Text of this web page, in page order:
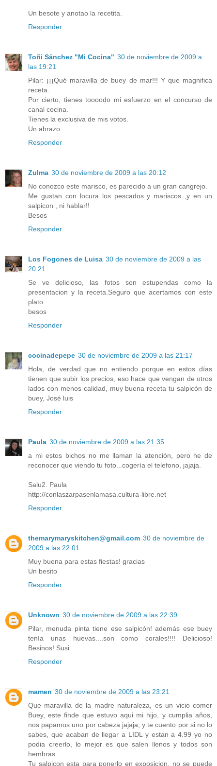
Un besote y anotao la recetita.
Responder
Toñi Sánchez "Mi Cocina" 30 de noviembre de 2009 a
las 19:21
Pilar: ¡¡¡Qué maravilla de buey de mar!!! Y que magnifica
receta.
Por cierto, tienes toooodo mi esfuerzo en el concurso de
canal cocina.
Tienes la exclusiva de mis votos.
Un abrazo
Responder
Zulma 30 de noviembre de 2009 a las 20:12
No conozco este marisco, es parecido a un gran cangrejo.
Me gustan con locura los pescados y mariscos ,y en un
salpicon , ni hablar!!
Besos
Responder
Los Fogones de Luisa 30 de noviembre de 2009 a las
20:21
Se ve delicioso, las fotos son estupendas como la
presentacion y la receta.Seguro que acertamos con este
plato.
besos
Responder
cocinadepepe 30 de noviembre de 2009 a las 21:17
Hola, de verdad que no entiendo porque en estos días
tienen que subir los precios, eso hace que vengan de otros
lados con menos calidad, muy buena receta tu salpicón de
buey, José luis
Responder
Paula 30 de noviembre de 2009 a las 21:35
a mi estos bichos no me llaman la atención, pero he de
reconocer que viendo tu foto...cogería el telefono, jajaja.
Salu2. Paula
http://conlaszarpasenlamasa.cultura-libre.net
Responder
themarymaryskitchen@gmail.com 30 de noviembre de
2009 a las 22:01
Muy buena para estas fiestas! gracias
Un besito
Responder
Unknown 30 de noviembre de 2009 a las 22:39
Pilar, menuda pinta tiene ese salpicón! además ese buey
tenía unas huevas....son como corales!!!! Delicioso!
Besinos! Susi
Responder
mamen 30 de noviembre de 2009 a las 23:21
Que maravilla de la madre naturaleza, es un vicio comer
Buey, este finde que estuvo aqui mi hijo, y cumplia años,
nos papamos uno por cabeza jajaja, y te cuento por si no lo
sabes, que acaban de llegar a LIDL y estan a 4.99 yo no
podia creerlo, lo mejor es que salen llenos y todos son
hembras.
Tu salpicon esta para ponerlo en exposicion, no se puede